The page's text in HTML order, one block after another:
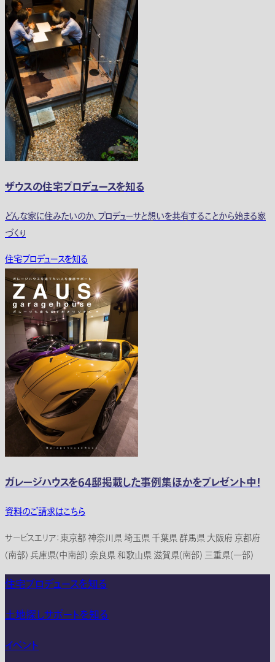
ザウスの住宅プロデュースを知る
どんな家に住みたいのか、プロデューサと想いを共有することから始まる家
づくり
住宅プロデュースを知る
ガレージハウスを64邸掲載した事例集ほかをプレゼント中！
資料のご請求はこちら
サービスエリア：東京都 神奈川県 埼玉県 千葉県 群馬県 大阪府 京都府
(南部) 兵庫県(中南部) 奈良県 和歌山県 滋賀県(南部) 三重県(一部)
住宅プロデュースを知る
土地探しサポートを知る
イベント